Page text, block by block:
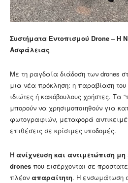
Συστήματα Εντοπισμού Drone – Η
Ασφάλειας
Με τη ραγδαία διάδοση των drones
μια νέα πρόκληση: η παραβίαση
ιδιώτες ή κακόβουλους χρήστες. Τα
μπορούν να χρησιμοποιηθούν για
φωτογραφιών, μεταφορά
επιθέσεις σε κρίσιμες υποδομές.
Η ανίχνευση και αντιμετώπιση μη
drones που εισέρχονται σε
πλέον απαραίτητη. Η ενσωμάτωση